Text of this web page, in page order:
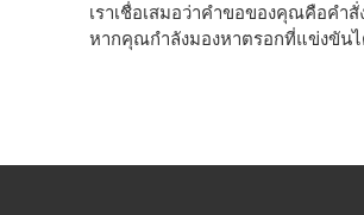
เราเชื่อเสมอว่าคําขอของคุณคือคําสั่
หากคุณกําลังมองหาตรอกที่แข่งขัน